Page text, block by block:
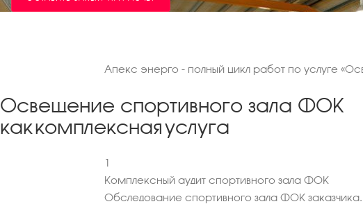
Апекс энерго - полный цикл работ по услуге
Освещение спортивного зала ФОК
как комплексная услуга
1
Комплексный аудит спортивного зала ФОК
Обследование спортивного зала ФОК